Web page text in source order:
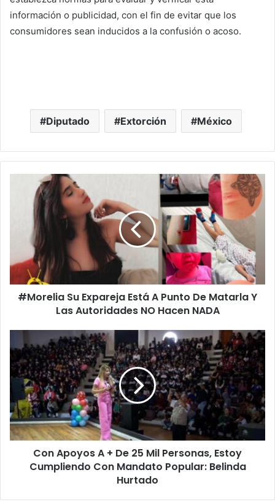
información o publicidad, con el fin de evitar que los
consumidores sean inducidos a la confusión o acoso.
Diputado Extorción México
#Morelia
Expareja
Punto
Matarla
Y
Las
Autoridades NO Hacen NADA
#Morelia Su Expareja Está A Punto De Matarla Y
Las Autoridades NO Hacen NADA
Apoyos
A
+
25
Mil
Personas,
Estoy
CumpliendoCon Apoyos A + De 25 Mil Personas, Estoy
Cumpliendo Con Mandato Popular: Belinda
Hurtado